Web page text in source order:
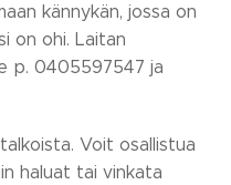
kännykän, jossa on
on ohi. Laitan
p. 0405597547 ja
Voit osallistua
haluat tai vinkata